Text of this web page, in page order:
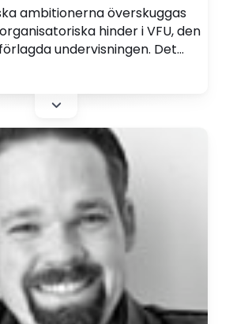
ambitionerna överskuggas
hinder i VFU, den
undervisningen. Det
avhandling om
svensklärarutbildningar.